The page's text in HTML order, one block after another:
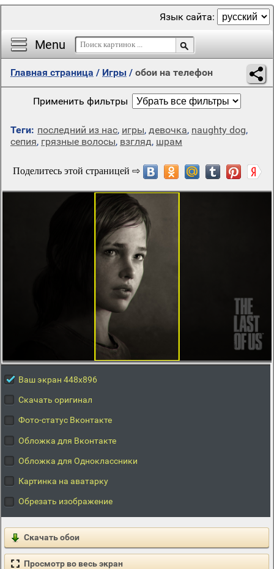
Menu
Язык сайта:
Главная страница / Игры / обои на телефон
Применить фильтры
Теги: последний из нас, игры, девочка, naughty dog,
сепия, грязные волосы, взгляд, шрам
Ваш экран 448x896
Скачать оригинал
Фото-статус Вконтакте
Обложка для Вконтакте
Обложка для Одноклассники
Картинка на аватарку
Обрезать изображение
Скачать обои
Просмотр во весь экран